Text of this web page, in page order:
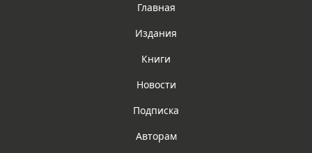
Главная
Издания
Книги
Новости
Подписка
Авторам